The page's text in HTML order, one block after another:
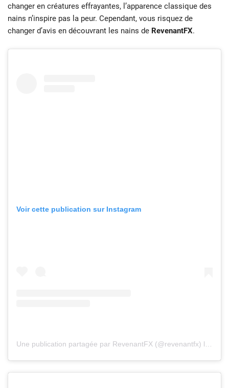
changer en créatures effrayantes, l’apparence classique des
nains n’inspire pas la peur. Cependant, vous risquez de
changer d’avis en découvrant les nains de RevenantFX.
Voir cette publication sur Instagram
Une publication partagée par RevenantFX (@revenantfx) le